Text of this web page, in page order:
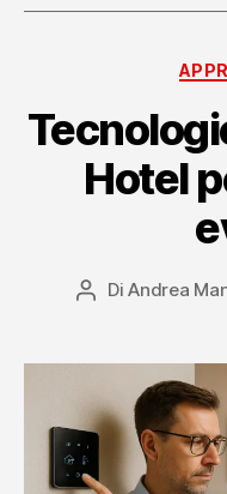
Hotel
Autore
DiAndrea